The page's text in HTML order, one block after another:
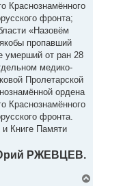
Краснознамённого
фронта;
«Назовём
пропавший
умерший от ран 28
медико-
Пролетарской
ордена
Краснознамённого
фронта.
и Книге Памяти
РЖЕВЦЕВ.